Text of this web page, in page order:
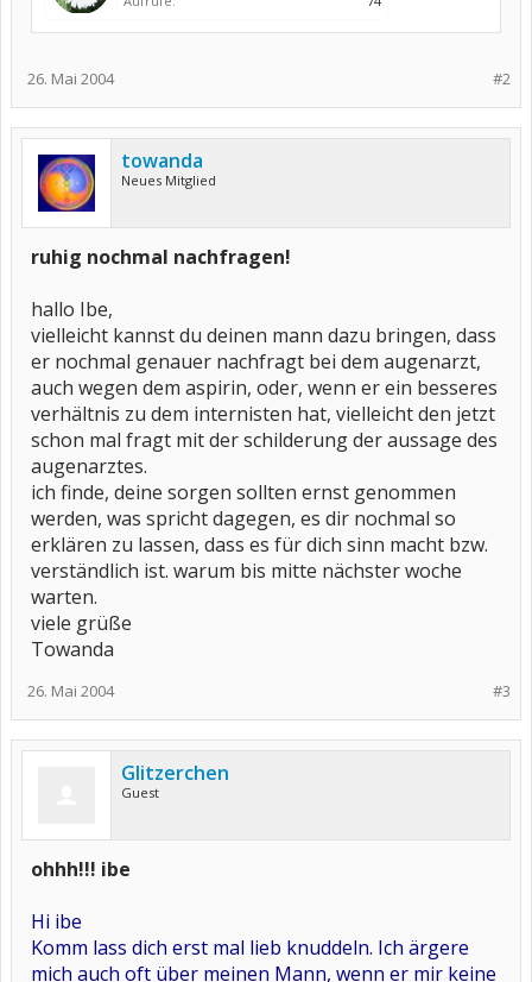
#2
26. Mai 2004
towanda
Neues Mitglied
ruhig nochmal nachfragen!
hallo Ibe,
vielleicht kannst du deinen mann dazu bringen, dass
er nochmal genauer nachfragt bei dem augenarzt,
auch wegen dem aspirin, oder, wenn er ein besseres
verhältnis zu dem internisten hat, vielleicht den jetzt
schon mal fragt mit der schilderung der aussage des
augenarztes.
ich finde, deine sorgen sollten ernst genommen
werden, was spricht dagegen, es dir nochmal so
erklären zu lassen, dass es für dich sinn macht bzw.
verständlich ist. warum bis mitte nächster woche
warten.
viele grüße
Towanda
#3
26. Mai 2004
Glitzerchen
Guest
ohhh!!! ibe
Hi ibe
Komm lass dich erst mal lieb knuddeln. Ich ärgere
mich auch oft über meinen Mann, wenn er mir keine